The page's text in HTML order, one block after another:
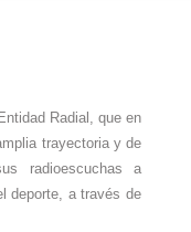
Radial, que en
trayectoria y de
radioescuchas a
deporte, a través de